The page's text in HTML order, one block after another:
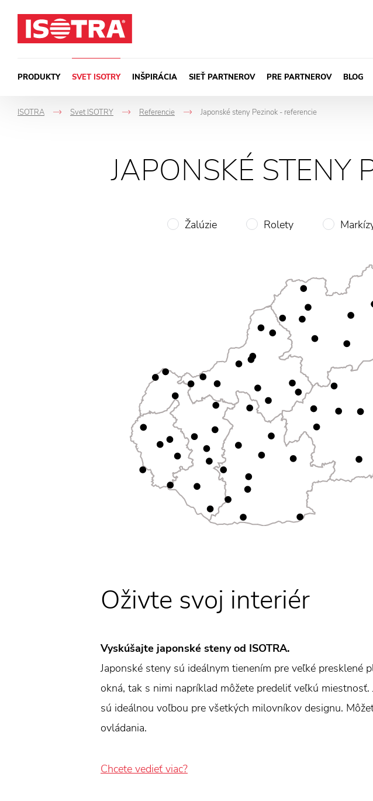
PRODUKTY SVET ISOTRY INŠPIRÁCIA SIEŤ PARTNEROV PRE PARTNEROV BLOG
ISOTRA
->
Svet ISOTRY
->
Referencie
->
Japonské steny Pezinok - referencie
JAPONSKÉ STENY
Žalúzie Rolety
Oživte svoj interiér
Vyskúšajte japonské steny od ISOTRA.
Japonské steny sú ideálnym tienením pre veľké presklené
okná, tak s nimi napríklad môžete predeliť veľkú
sú ideálnou voľbou pre všetkých milovníkov designu.
ovládania.
Chcete vedieť viac?